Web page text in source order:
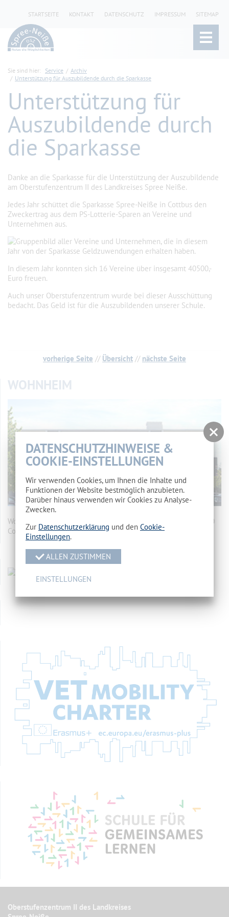
STARTSEITE KONTAKT DATENSCHUTZ IMPRESSUM SITEMAP
Sie sind hier: Service
Archiv
Unterstützung für Auszubildende durch die Sparkasse
Unterstützung für
Auszubildende durch
die Sparkasse
Danke an die Sparkasse für die Unterstützung der Auszubildende
am Oberstufenzentrum II des Landkreises Spree Neiße.
Jedes Jahr schüttet die Sparkasse Spree-Neiße in Cottbus den
Zweckertrag aus dem PS-Lotterie-Sparen an Vereine und
Unternehmen aus.
In diesem Jahr konnten sich 16 Vereine über insgesamt 40500,-
Euro freuen.
Auch unser Oberstufenzentrum wurde bei dieser Ausschüttung
bedacht. Das Geld ist für die Auszubildenden unserer Schule.
vorherige Seite // Übersicht // nächste Seite
WOHNHEIM
Wohnheim des Landkreises Spree-Neiße Makarenkostr. 5, 03050
Cottbusmehr…
Oberstufenzentrum II des Landkreises
DATENSCHUTZHINWEISE &
COOKIE-EINSTELLUNGEN
Wir verwenden Cookies, um Ihnen die Inhalte und
Funktionen der Website bestmöglich anzubieten.
Darüber hinaus verwenden wir Cookies zu Analyse-
Zwecken.
Zur Datenschutzerklärung und den Cookie-
Einstellungen.
ALLEN ZUSTIMMEN
EINSTELLUNGEN